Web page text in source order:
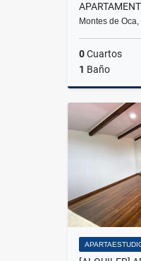
Montes de
0Cuartos
1 Baño